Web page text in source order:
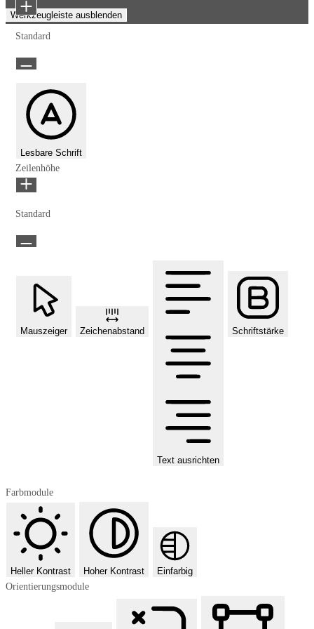
Werkzeugleiste ausblenden
Standard
Lesbare Schrift
Zeilenhöhe
Standard
Mauszeiger Zeichenabstand
Text ausrichten
Schriftstärke
Farbmodule
Heller Kontrast Hoher Kontrast
Einfarbig
Orientierungsmodule